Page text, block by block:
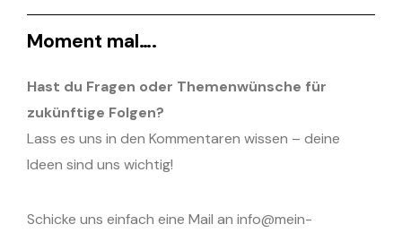
Moment mal….
Hast du Fragen oder Themenwünsche für
zukünftige Folgen?
Lass es uns in den Kommentaren wissen – deine
Ideen sind uns wichtig!
Schicke uns einfach eine Mail an ⁠⁠⁠⁠⁠⁠⁠⁠⁠⁠⁠⁠⁠⁠⁠⁠⁠⁠⁠⁠⁠⁠⁠⁠⁠⁠⁠⁠⁠⁠⁠⁠⁠⁠⁠⁠⁠⁠⁠⁠⁠⁠⁠⁠⁠⁠⁠⁠⁠⁠⁠⁠⁠⁠⁠⁠⁠⁠⁠⁠⁠⁠⁠⁠⁠info@mein-